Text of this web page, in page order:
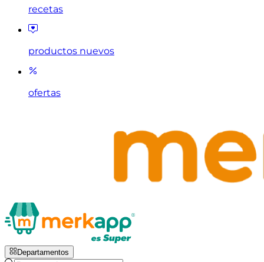
recetas
productos nuevos
ofertas
Departamentos